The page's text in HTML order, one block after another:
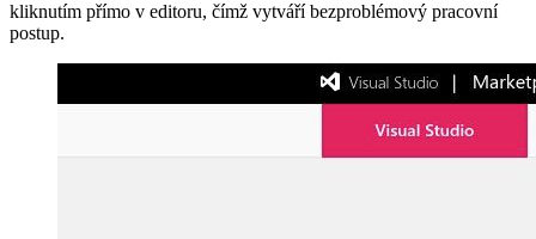
kliknutím přímo v editoru, čímž vytváří bezproblémový pracovní
postup.